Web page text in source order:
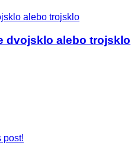
dvojsklo alebo trojsklo
post!